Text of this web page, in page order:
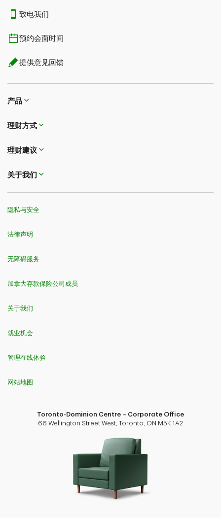
致电我们
预约会面时间
提供意见回馈
产品
理财方式
理财建议
关于我们
隐私与安全
法律声明
无障碍服务
加拿大存款保险公司成员
关于我们
就业机会
管理在线体验
网站地图
Toronto-Dominion Centre – Corporate Office
66 Wellington Street West, Toronto, ON M5K 1A2